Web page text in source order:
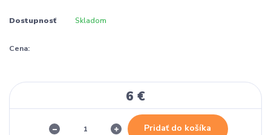
Dostupnosť Skladom
Cena:
6 €
Pridať do košíka